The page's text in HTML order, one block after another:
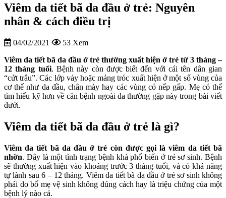
Viêm da tiết bã da đầu ở trẻ: Nguyên
nhân & cách điều trị
04/02/2021 53 Xem
Viêm da tiết bã da đầu ở trẻ thường xuất hiện ở trẻ từ 3 tháng –
12 tháng tuổi. Bệnh này còn được biết đến với cái tên dân gian
“cứt trâu”. Các lớp vảy hoặc mảng tróc xuất hiện ở một số vùng của
cơ thể như da đầu, chân mày hay các vùng có nếp gấp. Mẹ có thể
tìm hiểu kỹ hơn về căn bệnh ngoài da thường gặp này trong bài viết
dưới.
Viêm da tiết bã da đầu ở trẻ là gì?
Viêm da tiết bã da đầu ở trẻ còn được gọi là viêm da tiết bã
nhờn. Đây là một tình trạng bệnh khá phổ biến ở trẻ sơ sinh. Bệnh
sẽ thường xuất hiện vào khoảng trước 3 tháng tuổi, và có khả năng
tự lành sau 6 – 12 tháng. Viêm da tiết bã da đầu ở trẻ sơ sinh không
phải do bố mẹ vệ sinh không đúng cách hay là triệu chứng của một
bệnh lý nào cả.